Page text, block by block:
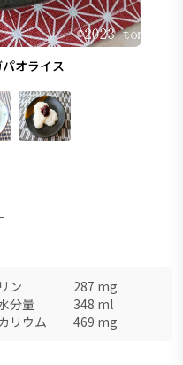
オライス
リン 287 mg
分量 348 ml
リウム 469 mg